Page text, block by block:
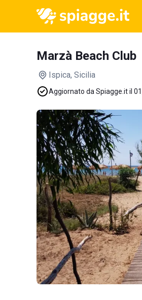
Marzà Beach Club
Ispica, Sicilia
Aggiornato da Spiagge.it il